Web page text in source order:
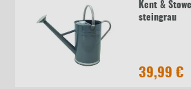
Kent &
steingrau
39,99 €